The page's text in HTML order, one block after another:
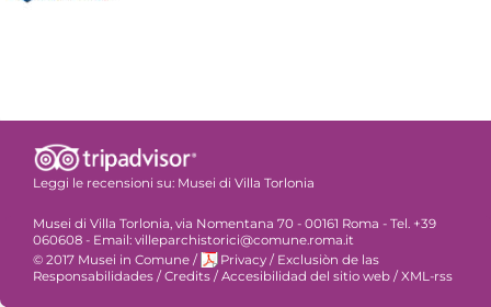
Leggi le recensioni su: Musei di Villa Torlonia
Musei di Villa Torlonia, via Nomentana 70 - 00161 Roma - Tel. +39
060608 - Email: villeparchistorici@comune.roma.it
© 2017 Musei in Comune / Privacy / Exclusiòn de las
Responsabilidades /Credits /Accesibilidad del sitio web /XML-rss